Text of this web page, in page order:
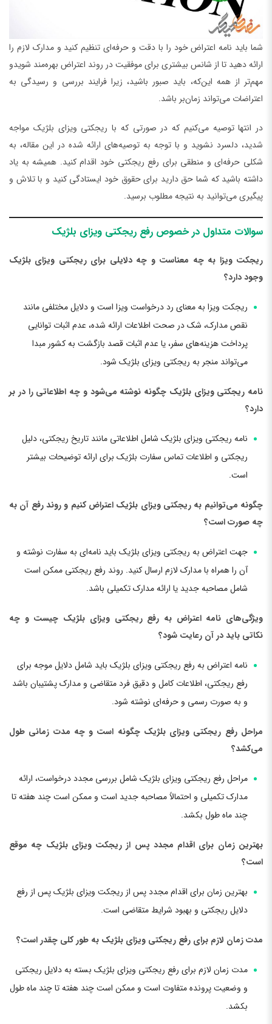
شما باید نامه اعتراض خود را با دقت و حرفه‌ای تنظیم کنید و مدارک لازم را
ارائه دهید تا از شانس بیشتری برای موفقیت در روند اعتراض بهره‌مند شویدو
مهم‌تر از همه این‌که، باید صبور باشید، زیرا فرایند بررسی و رسیدگی به
اعتراضات می‌تواند زمان‌بر باشد.
در انتها توصیه می‌کنیم که در صورتی که با ریجکتی ویزای بلژیک مواجه
شدید، دلسرد نشوید و با توجه به توصیه‌های ارائه شده در این مقاله، به
شکلی حرفه‌ای و منطقی برای رفع ریجکتی خود اقدام کنید. همیشه به یاد
داشته باشید که شما حق دارید برای حقوق خود ایستادگی کنید و با تلاش و
پیگیری می‌توانید به نتیجه مطلوب برسید.
سوالات متداول در خصوص رفع ریجکتی ویزای بلژیک
ریجکت ویزا به چه معناست و چه دلایلی برای ریجکتی ویزای بلژیک
وجود دارد؟
ریجکت ویزا به معنای رد درخواست ویزا است و دلایل مختلفی مانند
نقص مدارک، شک در صحت اطلاعات ارائه شده، عدم اثبات توانایی
پرداخت هزینه‌های سفر، یا عدم اثبات قصد بازگشت به کشور مبدا
می‌تواند منجر به ریجکتی ویزای بلژیک شود.
نامه ریجکتی ویزای بلژیک چگونه نوشته می‌شود و چه اطلاعاتی را در بر
دارد؟
نامه ریجکتی ویزای بلژیک شامل اطلاعاتی مانند تاریخ ریجکتی، دلیل
ریجکتی و اطلاعات تماس سفارت بلژیک برای ارائه توضیحات بیشتر
است.
چگونه می‌توانیم به ریجکتی ویزای بلژیک اعتراض کنیم و روند رفع آن به
چه صورت است؟
جهت اعتراض به ریجکتی ویزای بلژیک باید نامه‌ای به سفارت نوشته و
آن را همراه با مدارک لازم ارسال کنید. روند رفع ریجکتی ممکن است
شامل مصاحبه جدید یا ارائه مدارک تکمیلی باشد.
ویژگی‌های نامه اعتراض به رفع ریجکتی ویزای بلژیک چیست و چه
نکاتی باید در آن رعایت شود؟
نامه اعتراض به رفع ریجکتی ویزای بلژیک باید شامل دلایل موجه برای
رفع ریجکتی، اطلاعات کامل و دقیق فرد متقاضی و مدارک پشتیبان باشد
و به صورت رسمی و حرفه‌ای نوشته شود.
مراحل رفع ریجکتی ویزای بلژیک چگونه است و چه مدت زمانی طول
می‌کشد؟
مراحل رفع ریجکتی ویزای بلژیک شامل بررسی مجدد درخواست، ارائه
مدارک تکمیلی و احتمالاً مصاحبه جدید است و ممکن است چند هفته تا
چند ماه طول بکشد.
بهترین زمان برای اقدام مجدد پس از ریجکت ویزای بلژیک چه موقع
است؟
بهترین زمان برای اقدام مجدد پس از ریجکت ویزای بلژیک پس از رفع
دلایل ریجکتی و بهبود شرایط متقاضی است.
مدت زمان لازم برای رفع ریجکتی ویزای بلژیک به طور کلی چقدر است؟
مدت زمان لازم برای رفع ریجکتی ویزای بلژیک بسته به دلایل ریجکتی
و وضعیت پرونده متفاوت است و ممکن است چند هفته تا چند ماه طول
بکشد.